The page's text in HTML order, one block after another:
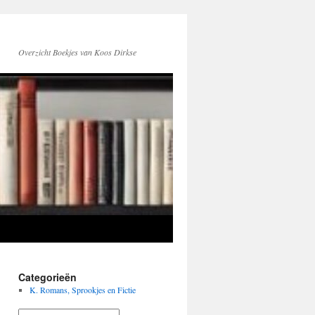
Overzicht Boekjes van Koos Dirkse
Categorieën
K. Romans, Sprookjes en Fictie